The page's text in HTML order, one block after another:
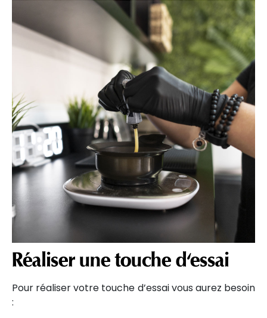
Réaliser une touche d'essai
Pour réaliser votre touche d’essai vous aurez besoin
: